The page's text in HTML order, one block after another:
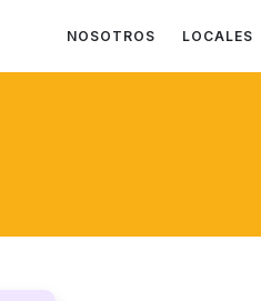
NOSOTROS LOCALES